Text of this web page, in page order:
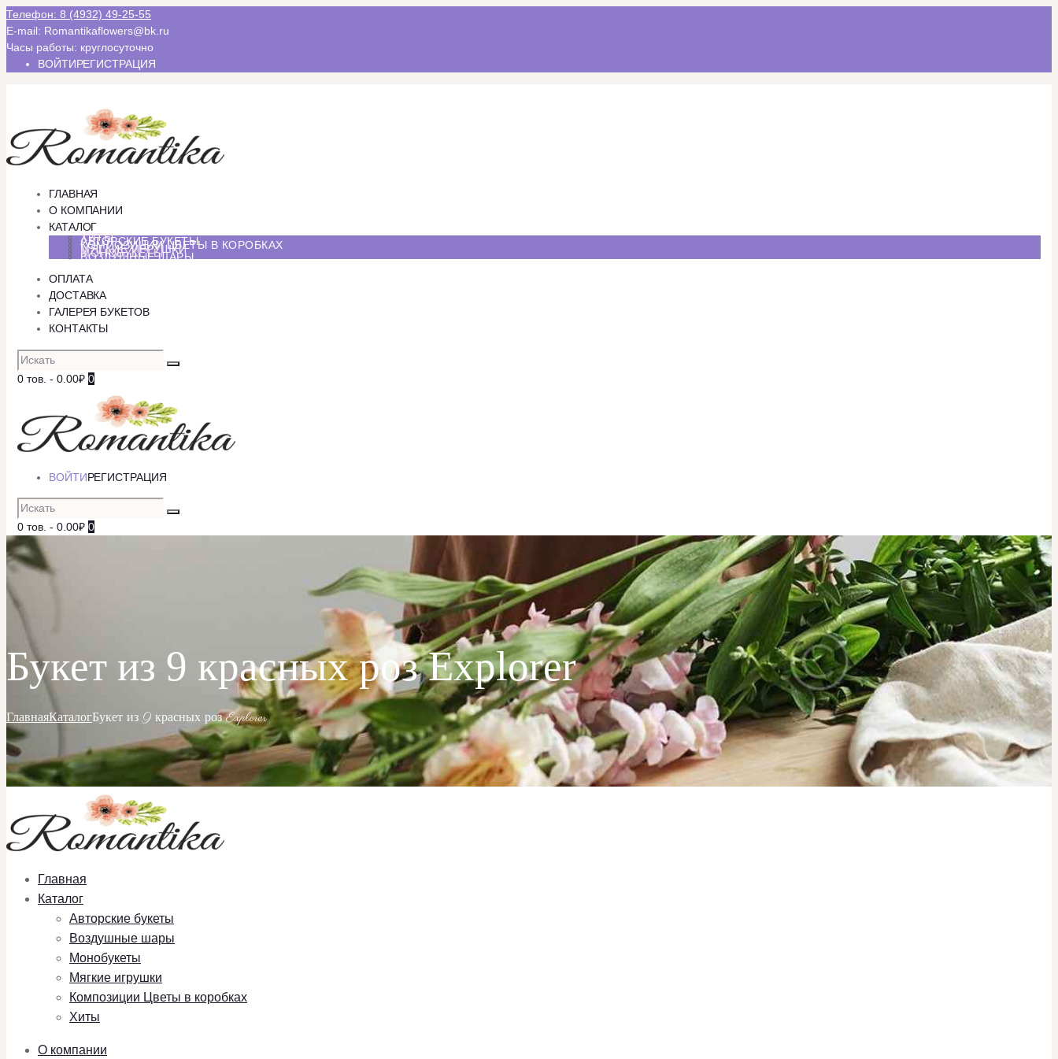
Телефон: 8 (4932) 49-25-55
E-mail: Romantikaflowers@bk.ru
Часы работы: круглосуточно
ВОЙТИРЕГИСТРАЦИЯ
ГЛАВНАЯ
О КОМПАНИИ
КАТАЛОГ
ХИТЫ
АВТОРСКИЕ БУКЕТЫ
КОМПОЗИЦИИ ЦВЕТЫ В КОРОБКАХ
МЯГКИЕ ИГРУШКИ
МОНОБУКЕТЫ
ВОЗДУШНЫЕ ШАРЫ
ОПЛАТА
ДОСТАВКА
ГАЛЕРЕЯ БУКЕТОВ
КОНТАКТЫ
0 тов. - 0.00₽ 0
ВОЙТИРЕГИСТРАЦИЯ
0 тов. - 0.00₽ 0
Букет из 9 красных роз Explorer
ГлавнаяКаталогБукет из 9 красных роз Explorer
Главная
Каталог
Авторские букеты
Воздушные шары
Монобукеты
Мягкие игрушки
Композиции Цветы в коробках
Хиты
О компании